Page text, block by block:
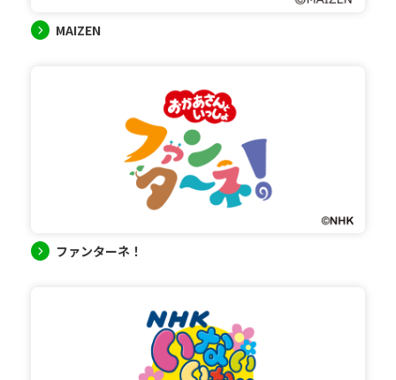
MAIZEN
ファンターネ！